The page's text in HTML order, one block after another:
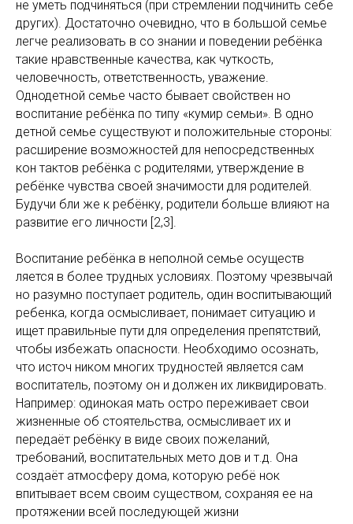
не уметь подчиняться (при стремлении подчинить себе
других). Достаточно очевидно, что в большой семье
легче реализовать в со знании и поведении ребёнка
такие нравственные качества, как чуткость,
человечность, ответственность, уважение.
Однодетной семье часто бывает свойствен но
воспитание ребёнка по типу «кумир семьи». В одно
детной семье существуют и положительные стороны:
расширение возможностей для непосредственных
кон тактов ребёнка с родителями, утверждение в
ребёнке чувства своей значимости для родителей.
Будучи бли же к ребёнку, родители больше влияют на
развитие его личности [2,3].
Воспитание ребёнка в неполной семье осуществ
ляется в более трудных условиях. Поэтому чрезвычай
но разумно поступает родитель, один воспитывающий
ребенка, когда осмысливает, понимает ситуацию и
ищет правильные пути для определения препятствий,
чтобы избежать опасности. Необходимо осознать,
что источ ником многих трудностей является сам
воспитатель, поэтому он и должен их ликвидировать.
Например: одинокая мать остро переживает свои
жизненные об стоятельства, осмысливает их и
передаёт ребёнку в виде своих пожеланий,
требований, воспитательных мето дов и т.д. Она
создаёт атмосферу дома, которую ребё нок
впитывает всем своим существом, сохраняя ее на
протяжении всей последующей жизни